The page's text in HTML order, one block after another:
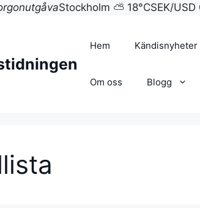
Stockholm ⛅ 18°CSEK/USD
Hem Kändisnyheter
Om oss Blogg